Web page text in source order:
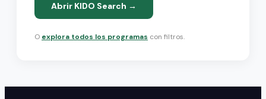
Abrir KIDO Search →
O explora todos los programas con filtros.